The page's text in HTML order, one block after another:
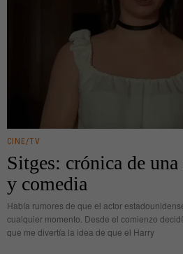
CINE/TV
Sitges: crónica de
y comedia
Había rumores de que el actor
cualquier momento. Desde el comienzo
que me divertía la idea de que el Harry